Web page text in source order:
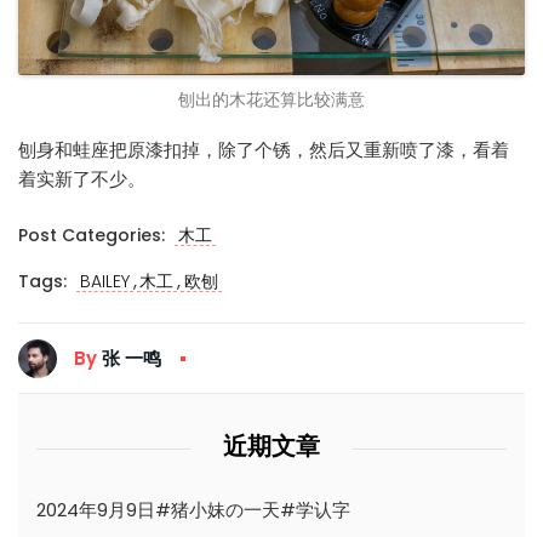
刨出的木花还算比较满意
刨身和蛙座把原漆扣掉，除了个锈，然后又重新喷了漆，看着
着实新了不少。
Post Categories: 木工
Tags: BAILEY,木工,欧刨
By张 一鸣
近期文章
2024年9月9日#猪小妹の一天#学认字